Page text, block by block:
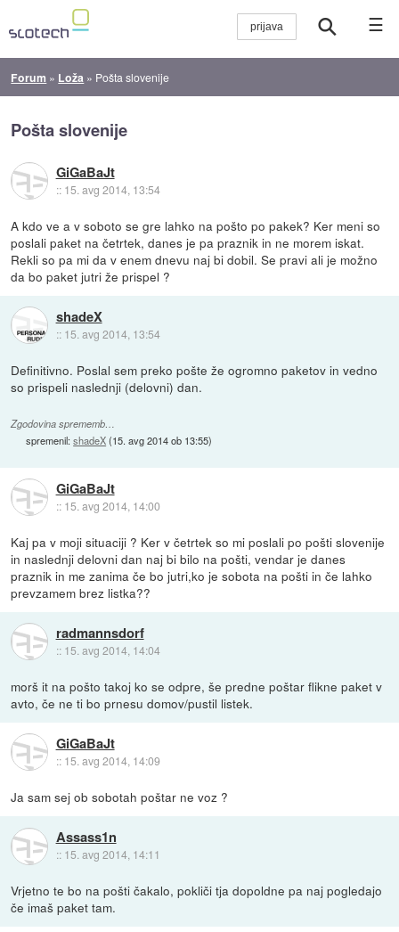
☰
Forum » Loža » Pošta slovenije
Pošta slovenije
GiGaBaJt
:: 15. avg 2014, 13:54
A kdo ve a v soboto se gre lahko na pošto po pakek? Ker meni so
poslali paket na četrtek, danes je pa praznik in ne morem iskat.
Rekli so pa mi da v enem dnevu naj bi dobil. Se pravi ali je možno
da bo paket jutri že prispel ?
shadeX
:: 15. avg 2014, 13:54
Definitivno. Poslal sem preko pošte že ogromno paketov in vedno
so prispeli naslednji (delovni) dan.
Zgodovina sprememb…
spremenil:shadeX(15. avg 2014 ob 13:55)
GiGaBaJt
:: 15. avg 2014, 14:00
Kaj pa v moji situaciji ? Ker v četrtek so mi poslali po pošti slovenije
in naslednji delovni dan naj bi bilo na pošti, vendar je danes
praznik in me zanima če bo jutri,ko je sobota na pošti in če lahko
prevzamem brez listka??
radmannsdorf
:: 15. avg 2014, 14:04
morš it na pošto takoj ko se odpre, še predne poštar flikne paket v
avto, če ne ti bo prnesu domov/pustil listek.
GiGaBaJt
:: 15. avg 2014, 14:09
Ja sam sej ob sobotah poštar ne voz ?
Assass1n
:: 15. avg 2014, 14:11
Vrjetno te bo na pošti čakalo, pokliči tja dopoldne pa naj pogledajo
če imaš paket tam.